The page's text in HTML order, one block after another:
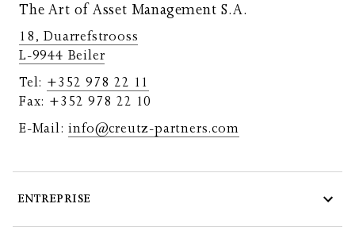
The Art of Asset Management S.A.
18, Duarrefstrooss
L-9944 Beiler
Tel: +352 978 22 11
Fax: +352 978 22 10
E-Mail:info@creutz-partners.com
ENTREPRISE